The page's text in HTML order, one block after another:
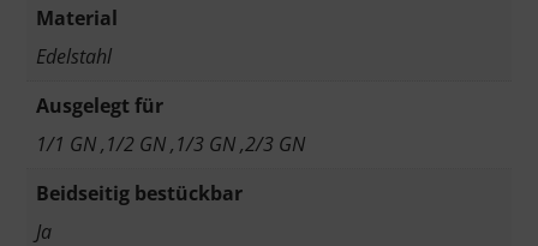
Material
Edelstahl
Ausgelegt für
1/1 GN ,1/2 GN ,1/3 GN ,2/3 GN
Beidseitig bestückbar
Ja